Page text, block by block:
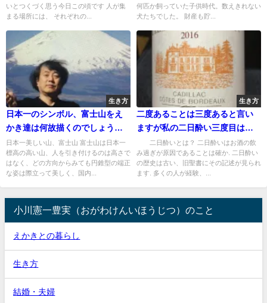
いとつくづく思う今日この頃です 人が集
まる場所には、 それぞれの...
何匹か飼っていた子供時代。数えきれない
犬たちでした。 財産も貯...
生き方
日本一のシンボル、富士山をえ
かき達は何故描くのでしょう
か？
日本一美しい山、富士山 富士山は日本一
標高の高い山、人を引き付けるのは高さで
はなく、どの方向からみても円錐型の端正
な姿は際立って美しく、国内...
生き方
二度あることは三度あると言い
ますが私の二日酔い三度目はあ
るかしら？
二日酔いとは？ 二日酔いはお酒の飲
み過ぎが原因であることは確か. 二日酔い
の歴史は古い、旧聖書にその記述が見られ
ます. 多くの人が経験、...
小川憲一豊実（おがわけんいほうじつ）のこと
えかきとの暮らし
生き方
結婚・夫婦